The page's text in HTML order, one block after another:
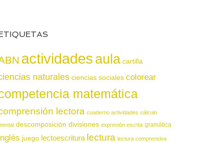
actividadesaula cartilla
naturales ciencias sociales colorear
matemática
lectora cuaderno actividades cálculo
descomposición divisiones expresión escrita gramática
juego lectoescritura lectura lectura comprensiva